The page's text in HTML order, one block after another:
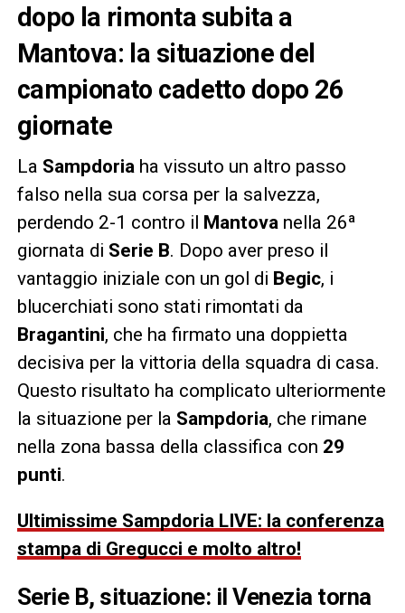
dopo la rimonta subita a
Mantova: la situazione del
campionato cadetto dopo 26
giornate
La Sampdoriaha vissuto un altro passo
falso nella sua corsa per la salvezza,
perdendo 2-1 contro il Mantovanella 26ª
giornata di Serie B. Dopo aver preso il
vantaggio iniziale con un gol di Begic, i
blucerchiati sono stati rimontati da
Bragantini, che ha firmato una doppietta
decisiva per la vittoria della squadra di casa.
Questo risultato ha complicato ulteriormente
la situazione per la Sampdoria, che rimane
nella zona bassa della classifica con 29
punti.
Ultimissime Sampdoria LIVE: la conferenza
stampa di Gregucci e molto altro!
Serie B, situazione: il Venezia torna